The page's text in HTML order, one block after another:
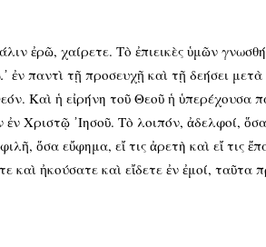
ἐρῶ, χαίρετε. Τὸ ἐπιεικὲς ὑμῶν
ἐν παντὶ τῇ προσευχῇ καὶ τῇ δεήσει μετὰ
Καὶ ἡ εἰρήνη τοῦ Θεοῦ ἡ ὑπερέχουσα
Χριστῷ ᾿Ιησοῦ. Τὸ λοιπόν, ἀδελφοί,
ὅσα εὔφημα, εἴ τις ἀρετὴ καὶ εἴ τις
καὶ ἠκούσατε καὶ εἴδετε ἐν ἐμοί, ταῦτα